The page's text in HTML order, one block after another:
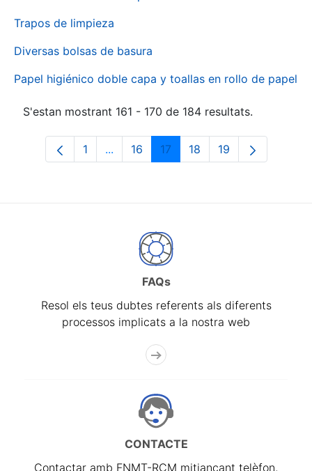
Trapos de limpieza
Diversas bolsas de basura
Papel higiénico doble capa y toallas en rollo de papel
S'estan mostrant 161 - 170 de 184 resultats.
Pàgina
1 ...Pàgines intermèdies Utilitzeu TAB per
Pàgina
16 Pàgina
17 Pàgina
18 Pàgina
19
FAQs
Resol els teus dubtes referents als diferents
processos implicats a la nostra web
CONTACTE
Contactar amb FNMT-RCM mitjançant telèfon,